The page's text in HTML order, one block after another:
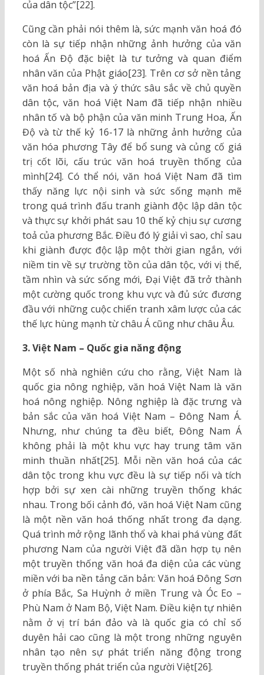
của dân tộc”[22].
Cũng cần phải nói thêm là, sức mạnh văn hoá đó
còn là sự tiếp nhận những ảnh hưởng của văn
hoá Ấn Độ đặc biệt là tư tưởng và quan điểm
nhân văn của Phật giáo[23]. Trên cơ sở nền tảng
văn hoá bản địa và ý thức sâu sắc về chủ quyền
dân tộc, văn hoá Việt Nam đã tiếp nhận nhiều
nhân tố và bộ phận của văn minh Trung Hoa, Ấn
Độ và từ thế kỷ 16-17 là những ảnh hưởng của
văn hóa phương Tây để bổ sung và củng cố giá
trị cốt lõi, cấu trúc văn hoá truyền thống của
mình[24]. Có thể nói, văn hoá Việt Nam đã tìm
thấy năng lực nội sinh và sức sống mạnh mẽ
trong quá trình đấu tranh giành độc lập dân tộc
và thực sự khởi phát sau 10 thế kỷ chịu sự cương
toả của phương Bắc. Điều đó lý giải vì sao, chỉ sau
khi giành được độc lập một thời gian ngắn, với
niềm tin về sự trường tồn của dân tộc, với vị thế,
tầm nhìn và sức sống mới, Đại Việt đã trở thành
một cường quốc trong khu vực và đủ sức đương
đầu với những cuộc chiến tranh xâm lược của các
thế lực hùng mạnh từ châu Á cũng như châu Âu.
3. Việt Nam – Quốc gia năng động
Một số nhà nghiên cứu cho rằng, Việt Nam là
quốc gia nông nghiệp, văn hoá Việt Nam là văn
hoá nông nghiệp. Nông nghiệp là đặc trưng và
bản sắc của văn hoá Việt Nam – Đông Nam Á.
Nhưng, như chúng ta đều biết, Đông Nam Á
không phải là một khu vực hay trung tâm văn
minh thuần nhất[25]. Mỗi nền văn hoá của các
dân tộc trong khu vực đều là sự tiếp nối và tích
hợp bởi sự xen cài những truyền thống khác
nhau. Trong bối cảnh đó, văn hoá Việt Nam cũng
là một nền văn hoá thống nhất trong đa dạng.
Quá trình mở rộng lãnh thổ và khai phá vùng đất
phương Nam của người Việt đã dần hợp tụ nên
một truyền thống văn hoá đa diện của các vùng
miền với ba nền tảng căn bản: Văn hoá Đông Sơn
ở phía Bắc, Sa Huỳnh ở miền Trung và Óc Eo –
Phù Nam ở Nam Bộ, Việt Nam. Điều kiện tự nhiên
nằm ở vị trí bán đảo và là quốc gia có chỉ số
duyên hải cao cũng là một trong những nguyên
nhân tạo nên sự phát triển năng động trong
truyền thống phát triển của người Việt[26].